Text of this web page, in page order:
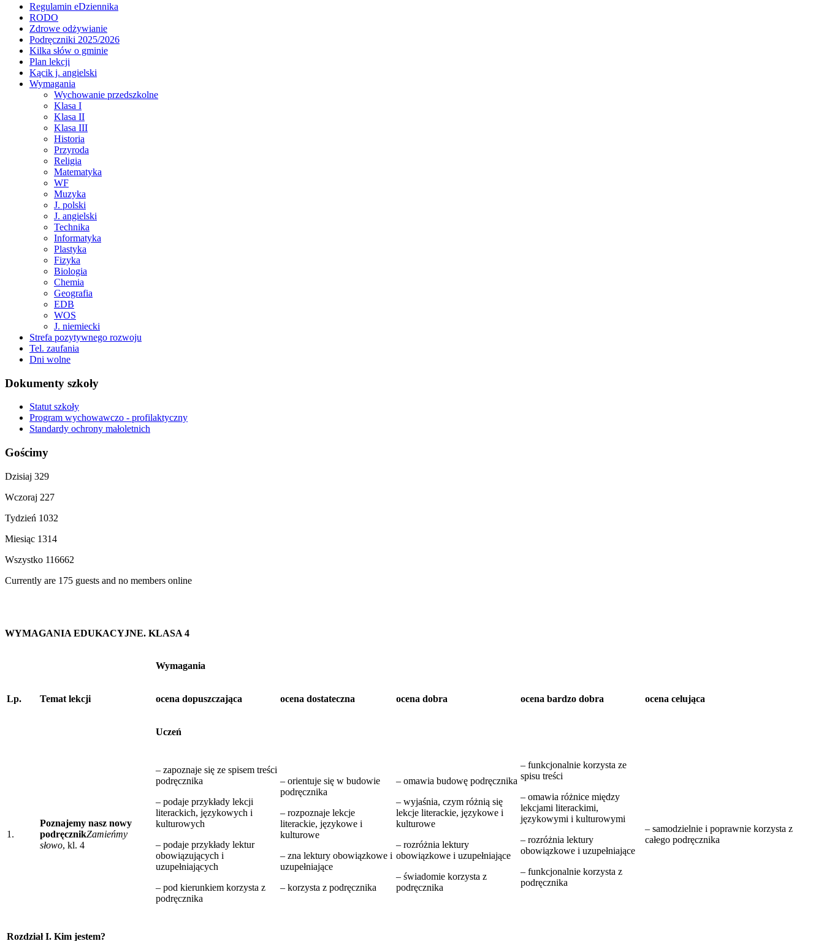
Regulamin eDziennika
RODO
Zdrowe odżywianie
Podręczniki 2025/2026
Kilka słów o gminie
Plan lekcji
Kącik j. angielski
Wymagania
Wychowanie przedszkolne
Klasa I
Klasa II
Klasa III
Historia
Przyroda
Religia
Matematyka
WF
Muzyka
J. polski
J. angielski
Technika
Informatyka
Plastyka
Fizyka
Biologia
Chemia
Geografia
EDB
WOS
J. niemiecki
Strefa pozytywnego rozwoju
Tel. zaufania
Dni wolne
Dokumenty szkoły
Statut szkoły
Program wychowawczo - profilaktyczny
Standardy ochrony małoletnich
Gościmy
Dzisiaj 329
Wczoraj 227
Tydzień 1032
Miesiąc 1314
Wszystko 116662
Currently are 175 guests and no members online
WYMAGANIA EDUKACYJNE. KLASA 4
Lp. Temat lekcji
Wymagania
ocena dopuszczająca ocena dostateczna ocena dobra ocena bardzo dobra ocena celująca
Uczeń
1.
Poznajemy nasz nowy
podręcznikZamieńmy
słowo, kl. 4
– zapoznaje się ze spisem treści
podręcznika
– podaje przykłady lekcji
literackich, językowych i
kulturowych
– podaje przykłady lektur
obowiązujących i
uzupełniających
– pod kierunkiem korzysta z
podręcznika
– orientuje się w budowie
podręcznika
– rozpoznaje lekcje
literackie, językowe i
kulturowe
– zna lektury obowiązkowe i
uzupełniające
– korzysta z podręcznika
– omawia budowę podręcznika
– wyjaśnia, czym różnią się
lekcje literackie, językowe i
kulturowe
– rozróżnia lektury
obowiązkowe i uzupełniające
– świadomie korzysta z
podręcznika
– funkcjonalnie korzysta ze
spisu treści
– omawia różnice między
lekcjami literackimi,
językowymi i kulturowymi
– rozróżnia lektury
obowiązkowe i uzupełniające
– funkcjonalnie korzysta z
podręcznika
– samodzielnie i poprawnie korzysta z
całego podręcznika
Rozdział I. Kim jestem?